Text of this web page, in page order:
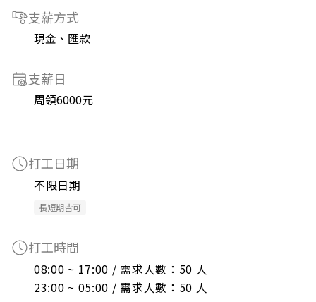
支薪方式
現金、匯款
支薪日
周領6000元
打工日期
不限日期
長短期皆可
打工時間
08:00 ~ 17:00 / 需求人數：50 人
23:00 ~ 05:00 / 需求人數：50 人